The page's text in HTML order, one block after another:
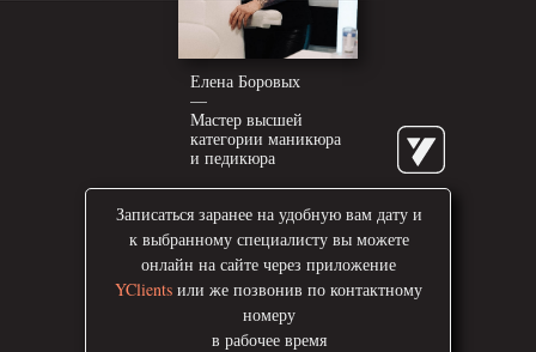
Записаться заранее на удобную вам дату и
к выбранному специалисту вы можете
онлайн на сайте через приложение
YClients или же позвонив по контактному
номеру
в рабочее время
Елена Боровых
—
Мастер высшей
категории маникюра
и педикюра